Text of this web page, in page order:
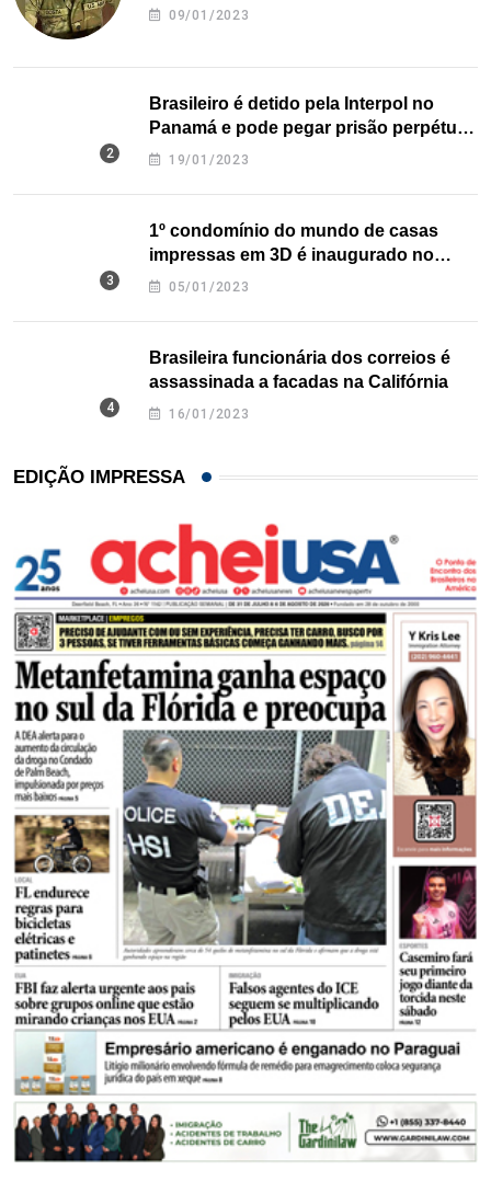
09/01/2023
Brasileiro é detido pela Interpol no
Panamá e pode pegar prisão perpétua
nos EUA
19/01/2023
1º condomínio do mundo de casas
impressas em 3D é inaugurado no
Texas
05/01/2023
Brasileira funcionária dos correios é
assassinada a facadas na Califórnia
16/01/2023
EDIÇÃO IMPRESSA